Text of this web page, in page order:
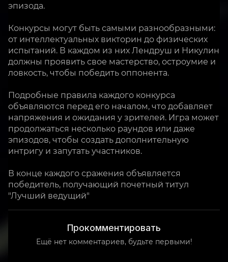
эпизода.
Конкурсы могут быть самыми разнообразными:
от интеллектуальных викторин до физических
испытаний. В каждом из них Лендруш и Никулин
должны проявить свое мастерство, остроумие и
ловкость, чтобы победить оппонента.
Подробные правила каждого конкурса
объявляются перед его началом, что добавляет
напряжения и ожидания у зрителей. Игра может
продолжаться несколько раундов или даже
эпизодов, чтобы создать дополнительную
интригу и запутать участников.
В конце каждого сражения объявляется
победитель, получающий почетный титул
"Лучший ведущий"
Прокомментировать
Ещё нет комментариев, будьте первыми!